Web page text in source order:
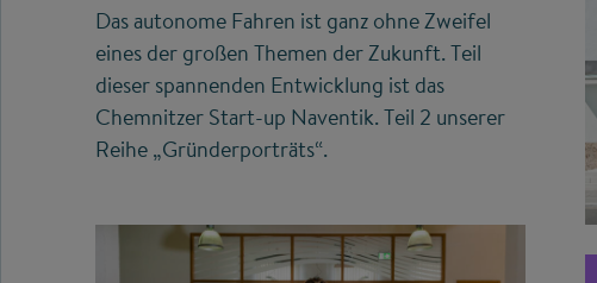
Das autonome Fahren ist ganz ohne Zweifel
eines der großen Themen der Zukunft. Teil
dieser spannenden Entwicklung ist das
Chemnitzer Start-up Naventik. Teil 2 unserer
Reihe „Gründerporträts“.